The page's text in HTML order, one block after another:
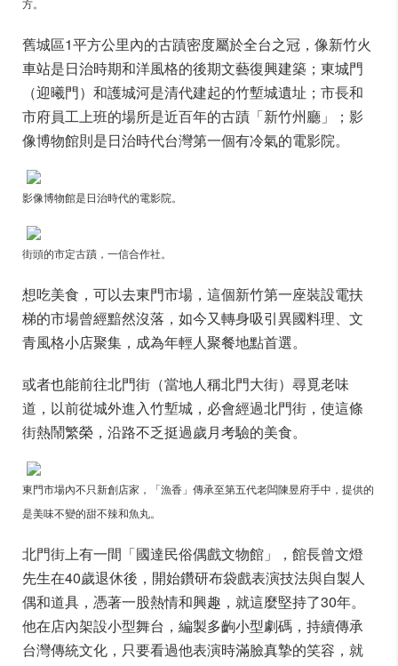
方。
舊城區1平方公里內的古蹟密度屬於全台之冠，像新竹火
車站是日治時期和洋風格的後期文藝復興建築；東城門
（迎曦門）和護城河是清代建起的竹塹城遺址；市長和
市府員工上班的場所是近百年的古蹟「新竹州廳」；影
像博物館則是日治時代台灣第一個有冷氣的電影院。
影像博物館是日治時代的電影院。
街頭的市定古蹟，一信合作社。
想吃美食，可以去東門市場，這個新竹第一座裝設電扶
梯的市場曾經黯然沒落，如今又轉身吸引異國料理、文
青風格小店聚集，成為年輕人聚餐地點首選。
或者也能前往北門街（當地人稱北門大街）尋覓老味
道，以前從城外進入竹塹城，必會經過北門街，使這條
街熱鬧繁榮，沿路不乏挺過歲月考驗的美食。
東門市場內不只新創店家，「漁香」傳承至第五代老闆陳昱府手中，提供的
是美味不變的甜不辣和魚丸。
北門街上有一間「國達民俗偶戲文物館」，館長曾文燈
先生在40歲退休後，開始鑽研布袋戲表演技法與自製人
偶和道具，憑著一股熱情和興趣，就這麼堅持了30年。
他在店內架設小型舞台，編製多齣小型劇碼，持續傳承
台灣傳統文化，只要看過他表演時滿臉真摯的笑容，就